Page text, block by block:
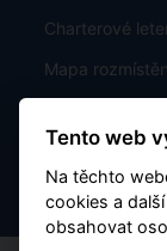
Charterové
Mapa
Nastavení
Tento web
Na těchto
cookies a
obsahovat